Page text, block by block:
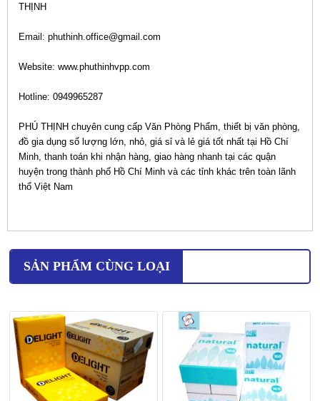
THỊNH
Email: phuthinh.office@gmail.com
Website: www.phuthinhvpp.com
Hotline: 0949965287
PHÚ THỊNH chuyên cung cấp Văn Phòng Phẩm, thiết bị văn phòng,
đồ gia dụng số lượng lớn, nhỏ, giá sỉ và lẻ giá tốt nhất tại Hồ Chí
Minh, thanh toán khi nhận hàng, giao hàng nhanh tại các quận
huyện trong thành phố Hồ Chí Minh và các tỉnh khác trên toàn lãnh
thổ Việt Nam
SẢN PHẨM CÙNG LOẠI